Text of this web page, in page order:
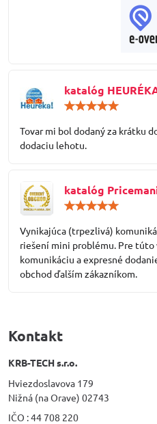
katalóg
5
Tovar mi bol dodaný za krátku
dodaciu lehotu.
katalóg
5
Vynikajúca (trpezlivá)
riešení mini problému. Pre
komunikáciu a expresné
obchod ďalším zákazníkom.
Kontakt
KRB-TECH s.r.o.
Hviezdoslavova 179
Nižná (na Orave) 02743
IČO : 44 708 220